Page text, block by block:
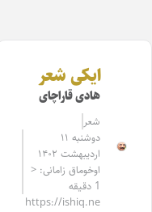
ایکی شعر
هادی قاراچای
شعر
دوشنبه ۱۱
اردیبهشت ۱۴۰۲
اوخوماق زامانی: <
1 دقیقه
https://ishiq.ne